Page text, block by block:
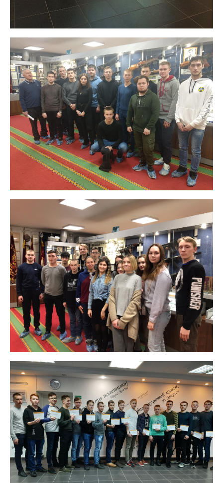
Ректорат
Подразделения
Документы
Федеральные документы
Условия труда на рабочих местах
Закупки
Учебный процесс
Защита персональных данных
Информация о проверках
Учетная политика
Партнеры
Безопасность
Противодействие коррупции
Противодействие терроризму